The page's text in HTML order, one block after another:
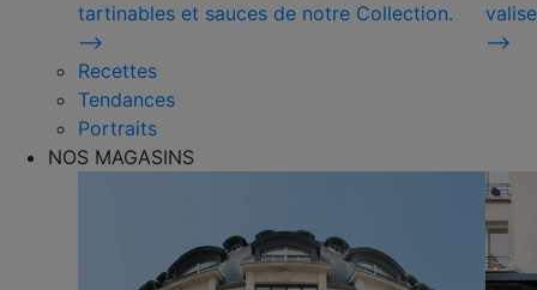
tartinables et sauces de notre Collection.
⟶
⟶
Recettes
Tendances
Portraits
NOS MAGASINS